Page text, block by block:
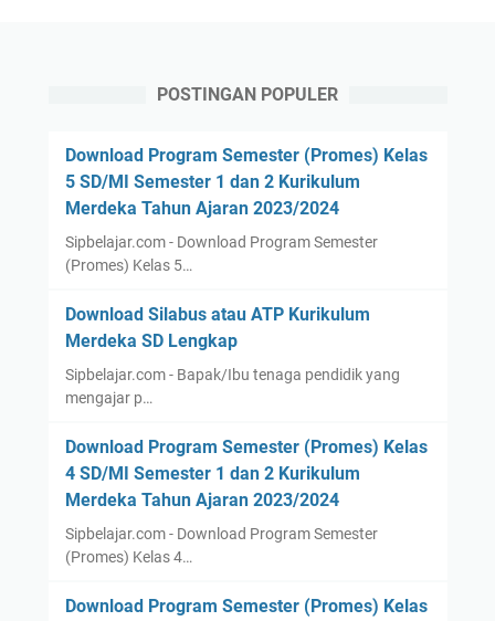
POSTINGAN POPULER
Download Program Semester (Promes) Kelas
5 SD/MI Semester 1 dan 2 Kurikulum
Merdeka Tahun Ajaran 2023/2024
Sipbelajar.com - Download Program Semester
(Promes) Kelas 5…
Download Silabus atau ATP Kurikulum
Merdeka SD Lengkap
Sipbelajar.com - Bapak/Ibu tenaga pendidik yang
mengajar p…
Download Program Semester (Promes) Kelas
4 SD/MI Semester 1 dan 2 Kurikulum
Merdeka Tahun Ajaran 2023/2024
Sipbelajar.com - Download Program Semester
(Promes) Kelas 4…
Download Program Semester (Promes) Kelas